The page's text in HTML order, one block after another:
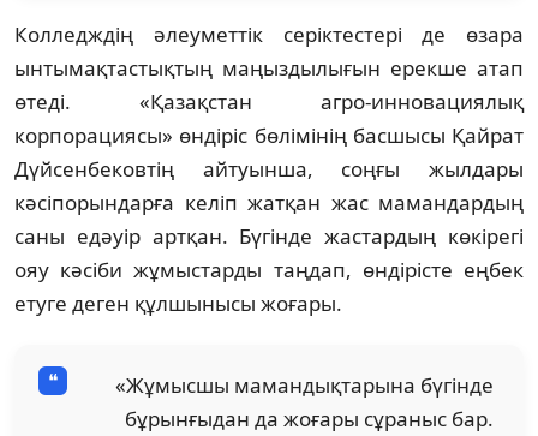
Колледждің әлеуметтік серіктестері де өзара
ынтымақтастықтың маңыздылығын ерекше атап
өтеді. «Қазақстан агро-инновациялық
корпорациясы» өндіріс бөлімінің басшысы Қайрат
Дүйсенбековтің айтуынша, соңғы жылдары
кәсіпорындарға келіп жатқан жас мамандардың
саны едәуір артқан. Бүгінде жастардың көкірегі
ояу кәсіби жұмыстарды таңдап, өндірісте еңбек
етуге деген құлшынысы жоғары.
«Жұмысшы мамандықтарына бүгінде
бұрынғыдан да жоғары сұраныс бар.